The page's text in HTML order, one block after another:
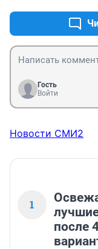
Гость
Войти
Новости СМИ2
1
после